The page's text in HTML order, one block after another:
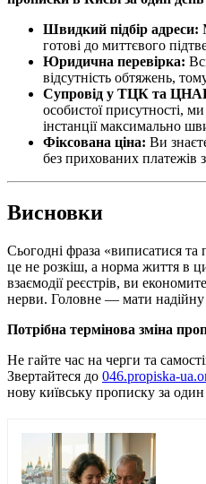
Швидкий підбір адреси:
готові до миттєвого
Юридична перевірка:
відсутність обтяжень,
Супровід у ТЦК та
особистої присутності,
інстанції максимально
Фіксована ціна: Ви
без прихованих платежів
Висновки
Сьогодні фраза «виписатися
це не розкіш, а норма життя в
взаємодії реєстрів, ви
нерви. Головне — мати надійну
Потрібна термінова зміна
Не гайте час на черги та
Звертайтеся до 046.propiska-
нову київську прописку за